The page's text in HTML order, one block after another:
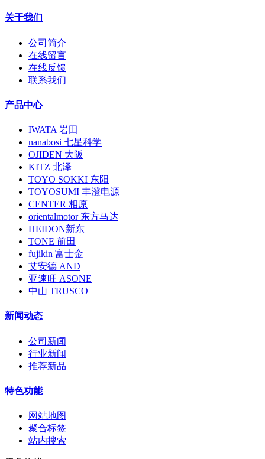
关于我们
公司简介
在线留言
在线反馈
联系我们
产品中心
IWATA 岩田
nanabosi 七星科学
OJIDEN 大阪
KITZ 北泽
TOYO SOKKI 东阳
TOYOSUMI 丰澄电源
CENTER 相原
orientalmotor 东方马达
HEIDON新东
TONE 前田
fujikin 富士金
艾安德 AND
亚速旺 ASONE
中山 TRUSCO
新闻动态
公司新闻
行业新闻
推荐新品
特色功能
网站地图
聚合标签
站内搜索